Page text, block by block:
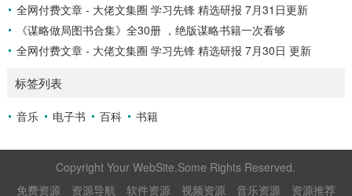
全网付费文章 - 大佬文集圈 学习先锋 精选研报 7月31日更新
《谋略做局图书合集》全30册 ，绝版谋略书籍一次看够
全网付费文章 - 大佬文集圈 学习先锋 精选研报 7月30日 更新
标签列表
音乐 电子书 百科 书籍
Copyright Your WebSite.Some Rights Reserved.
免费资源
资源导航 软件资源 视频资源 音乐资源 资源推荐